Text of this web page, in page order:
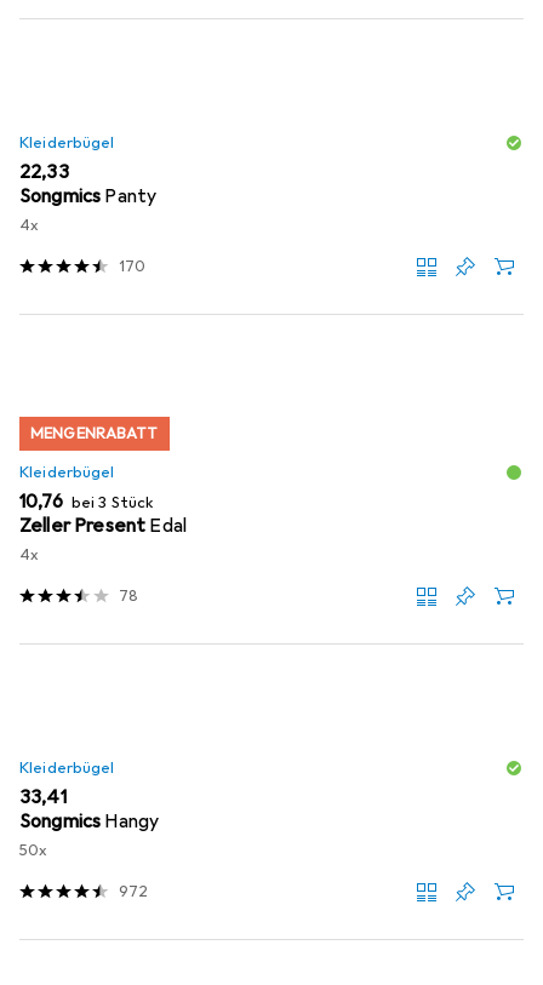
Kleiderbügel
EUR
22,33
Songmics Panty
4x
170
MENGENRABATT
Kleiderbügel
EUR
10,76 bei 3 Stück
Zeller Present Edal
4x
78
Kleiderbügel
EUR
33,41
Songmics Hangy
50x
972